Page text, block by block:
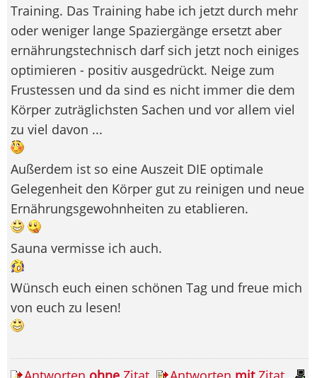
Training. Das Training habe ich jetzt durch mehr
oder weniger lange Spaziergänge ersetzt aber
ernährungstechnisch darf sich jetzt noch einiges
optimieren - positiv ausgedrückt. Neige zum
Frustessen und da sind es nicht immer die dem
Körper zuträglichsten Sachen und vor allem viel
zu viel davon ...
Außerdem ist so eine Auszeit DIE optimale
Gelegenheit den Körper gut zu reinigen und neue
Ernährungsgewohnheiten zu etablieren.
Sauna vermisse ich auch.
Wünsch euch einen schönen Tag und freue mich
von euch zu lesen!